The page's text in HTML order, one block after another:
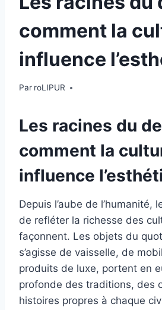
comment la
influence
Par roLIPUR
Les racines du
comment la
influence
Depuis l’aube de l’humanité,
de refléter la richesse des
façonnent. Les objets du
s’agisse de vaisselle, de
produits de luxe, portent en
profonde des traditions, des
histoires propres à chaque